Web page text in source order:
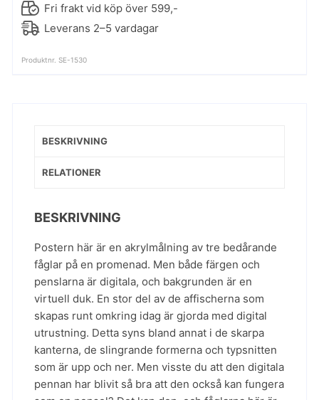
Fri frakt vid köp över 599,-
Leverans 2–5 vardagar
Produktnr. SE-1530
BESKRIVNING
RELATIONER
BESKRIVNING
Postern här är en akrylmålning av tre bedårande
fåglar på en promenad. Men både färgen och
penslarna är digitala, och bakgrunden är en
virtuell duk. En stor del av de affischerna som
skapas runt omkring idag är gjorda med digital
utrustning. Detta syns bland annat i de skarpa
kanterna, de slingrande formerna och typsnitten
som är upp och ner. Men visste du att den digitala
pennan har blivit så bra att den också kan fungera